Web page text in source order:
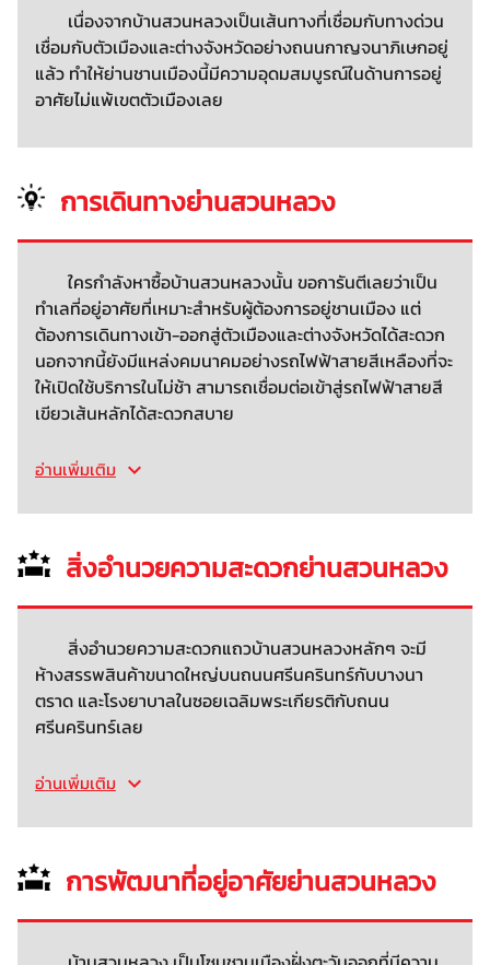
เนื่องจากบ้านสวนหลวงเป็นเส้นทางที่เชื่อมกับทางด่วน
เชื่อมกับตัวเมืองและต่างจังหวัดอย่างถนนกาญจนาภิเษกอยู่
แล้ว ทำให้ย่านชานเมืองนี้มีความอุดมสมบูรณ์ในด้านการอยู่
อาศัยไม่แพ้เขตตัวเมืองเลย
การเดินทางย่านสวนหลวง
ใครกำลังหาซื้อบ้านสวนหลวงนั้น ขอการันตีเลยว่าเป็น
ทำเลที่อยู่อาศัยที่เหมาะสำหรับผู้ต้องการอยู่ชานเมือง แต่
ต้องการเดินทางเข้า-ออกสู่ตัวเมืองและต่างจังหวัดได้สะดวก
นอกจากนี้ยังมีแหล่งคมนาคมอย่างรถไฟฟ้าสายสีเหลืองที่จะ
ให้เปิดใช้บริการในไม่ช้า สามารถเชื่อมต่อเข้าสู่รถไฟฟ้าสายสี
เขียวเส้นหลักได้สะดวกสบาย
อ่านเพิ่มเติม
สิ่งอำนวยความสะดวกย่านสวนหลวง
สิ่งอำนวยความสะดวกแถวบ้านสวนหลวงหลักๆ จะมี
ห้างสรรพสินค้าขนาดใหญ่บนถนนศรีนครินทร์กับบางนา
ตราด และโรงยาบาลในซอยเฉลิมพระเกียรติกับถนน
ศรีนครินทร์เลย
อ่านเพิ่มเติม
การพัฒนาที่อยู่อาศัยย่านสวนหลวง